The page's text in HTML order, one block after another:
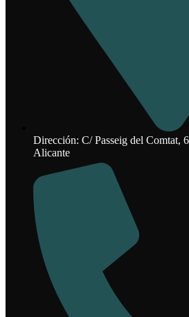
Dirección: C/ Passeig del Comtat,
Alicante